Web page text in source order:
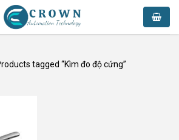
tagged “Kìm đo độ cứng”